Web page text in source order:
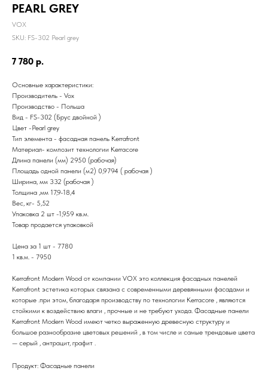
PEARL GREY
VOX
SKU: FS-302 Pearl grey
7 780 р.
Основные характеристики:
Производитель - Vox
Производство - Польша
Вид - FS-302 (Брус двойной )
Цвет -Pearl grey
Тип элемента - фасадная панель Kerrafront
Материал- композит технологии Kerracore
Длина панели (мм) 2950 (рабочая)
Площадь одной панели (м2) 0,9794 ( рабочая )
Ширина, мм 332 (рабочая )
Толщина ,мм 17,9-18,4
Вес, кг- 5,52
Упаковка 2 шт -1,959 кв.м.
Товар продается упаковкой
Цена за 1 шт - 7780
1 кв.м. - 7950
Kerrafront Modern Wood от компании VOX это коллекция фасадных панелей
Kerrafront эстетика которых связана с современными деревянными фасадами и
которые .при этом, благодаря производству по технологии Kerracore , являются
стойкими к воздействию влаги , прочные и не требуют ухода. Фасадные панели
Kerrafront Modern Wood имеют четко выраженную древесную структуру и
большое разнообразие цветовых решений , в том числе и самые трендовые цвета
— серый , антрацит, графит .
Продукт: Фасадные панели